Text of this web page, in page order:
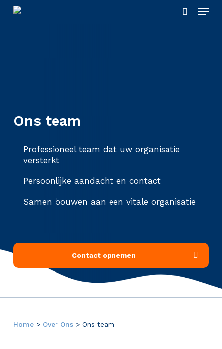
Skip
Menu
Ons team
Professioneel team dat uw organisatie
versterkt
Persoonlijke aandacht en contact
Samen bouwen aan een vitale organisatie
Contact opnemen
Home> Over Ons> Ons team